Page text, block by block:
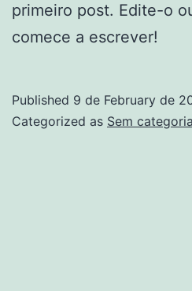
primeiro post. Edite-o
comece a escrever!
Published 9 de February de
Categorized as Sem categoria